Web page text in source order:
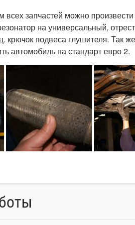
всех запчастей можно
на универсальный,
крючок подвеса глушителя. Так
автомобиль на стандарт евро 2.